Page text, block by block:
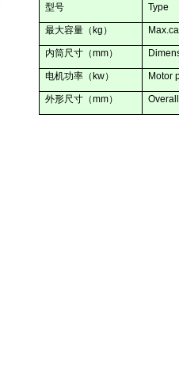
型号
Type
最大容量（ kg ）
内筒尺寸（mm）
电机功率（ kw） Motor
外形尺寸（mm）